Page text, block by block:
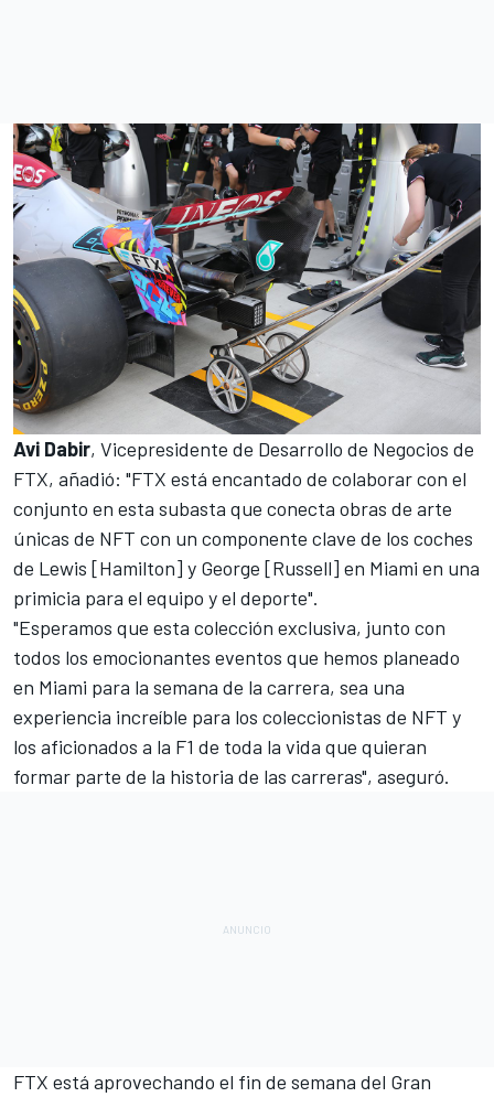
Avi Dabir, Vicepresidente de Desarrollo de Negocios de
FTX, añadió: "FTX está encantado de colaborar con el
conjunto en esta subasta que conecta obras de arte
únicas de NFT con un componente clave de los coches
de Lewis [Hamilton] y George [Russell] en Miami en una
primicia para el equipo y el deporte".
"Esperamos que esta colección exclusiva, junto con
todos los emocionantes eventos que hemos planeado
en Miami para la semana de la carrera, sea una
experiencia increíble para los coleccionistas de NFT y
los aficionados a la F1 de toda la vida que quieran
formar parte de la historia de las carreras", aseguró.
FTX está aprovechando el fin de semana del Gran